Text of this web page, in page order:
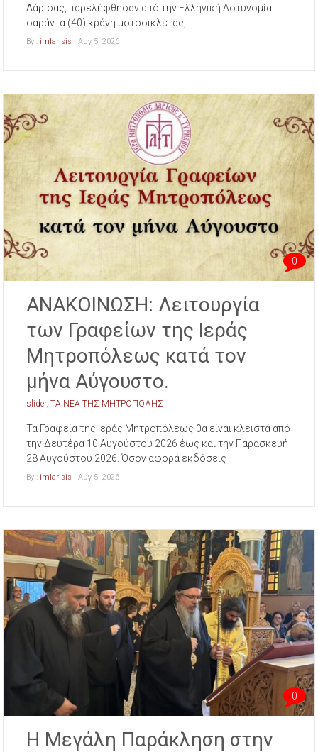
Λάρισας, παρελήφθησαν από την Ελληνική Αστυνομία
σαράντα (40) κράνη μοτοσικλέτας,
By : imlarisis | Αυγ 5, 2026
0
ΑΝΑΚΟΙΝΩΣΗ: Λειτουργία
των Γραφείων της Ιεράς
Μητροπόλεως κατά τον
μήνα Αύγουστο.
slider,ΤΑ ΝΕΑ ΤΗΣ ΜΗΤΡΟΠΟΛΗΣ
Τα Γραφεία της Ιεράς Μητροπόλεως θα είναι κλειστά από
την Δευτέρα 10 Αυγούστου 2026 έως και την Παρασκευή
28 Αυγούστου 2026. Όσον αφορά εκδόσεις
By : imlarisis | Αυγ 5, 2026
0
Η Μεγάλη Παράκληση στην